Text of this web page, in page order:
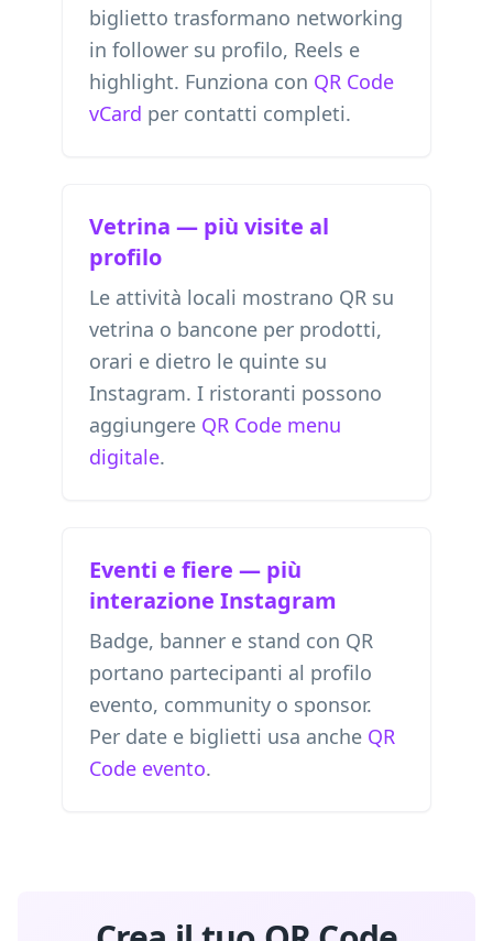
biglietto trasformano networking
in follower su profilo, Reels e
highlight. Funziona con QR Code
vCard per contatti completi.
Vetrina — più visite al
profilo
Le attività locali mostrano QR su
vetrina o bancone per prodotti,
orari e dietro le quinte su
Instagram. I ristoranti possono
aggiungere QR Code menu
digitale.
Eventi e fiere — più
interazione Instagram
Badge, banner e stand con QR
portano partecipanti al profilo
evento, community o sponsor.
Per date e biglietti usa anche QR
Code evento.